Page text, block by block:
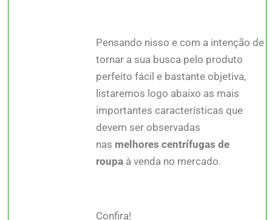
Pensando nisso e com a intenção de
tornar a sua busca pelo produto
perfeito fácil e bastante objetiva,
listaremos logo abaixo as mais
importantes características que
devem ser observadas
nas melhores centrífugas de
roupa à venda no mercado.
Confira!